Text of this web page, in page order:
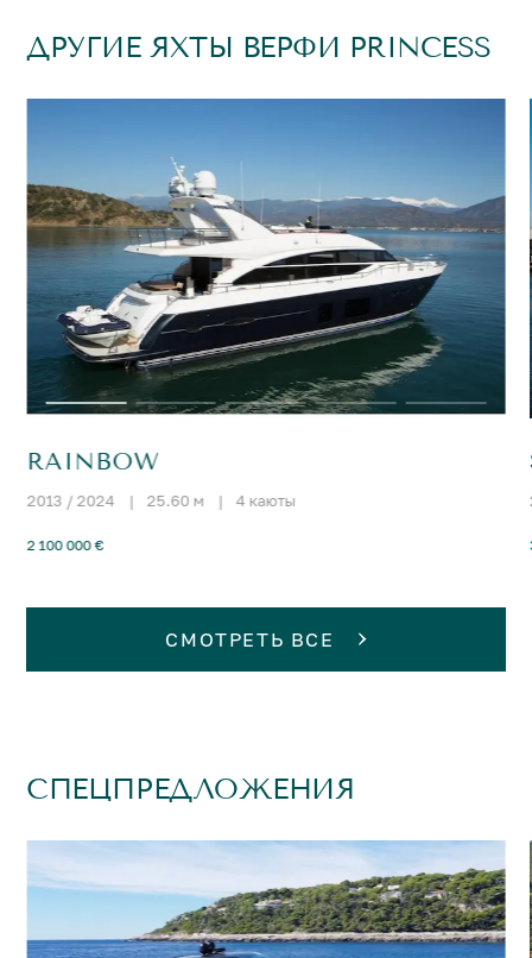
ДРУГИЕ ЯХТЫ ВЕРФИ PRINCESS
RAINBOW
2013 / 2024 | 25.60 м | 4 каюты
2 100 000 €
СМОТРЕТЬ ВСЕ
СПЕЦПРЕДЛОЖЕНИЯ